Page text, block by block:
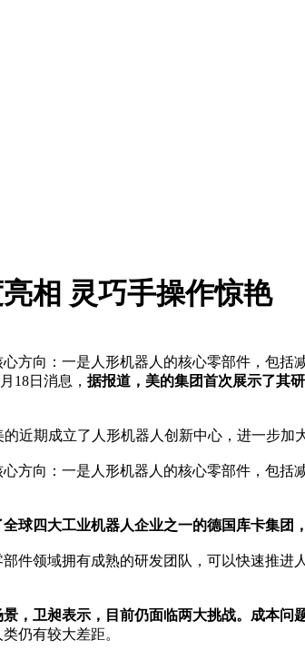
相 灵巧手操作惊艳
方向：一是人形机器人的核心零部件，包
18日消息， 据报道，美的集团首次展示了其
期成立了人形机器人创新中心，进一步加
向：一是人形机器人的核心零部件，包括
球四大工业机器人企业之一的德国库卡集团
领域拥有成熟的研发团队，可以快速推进
，卫昶表示，目前仍面临两大挑战。成本问
仍有较大差距。